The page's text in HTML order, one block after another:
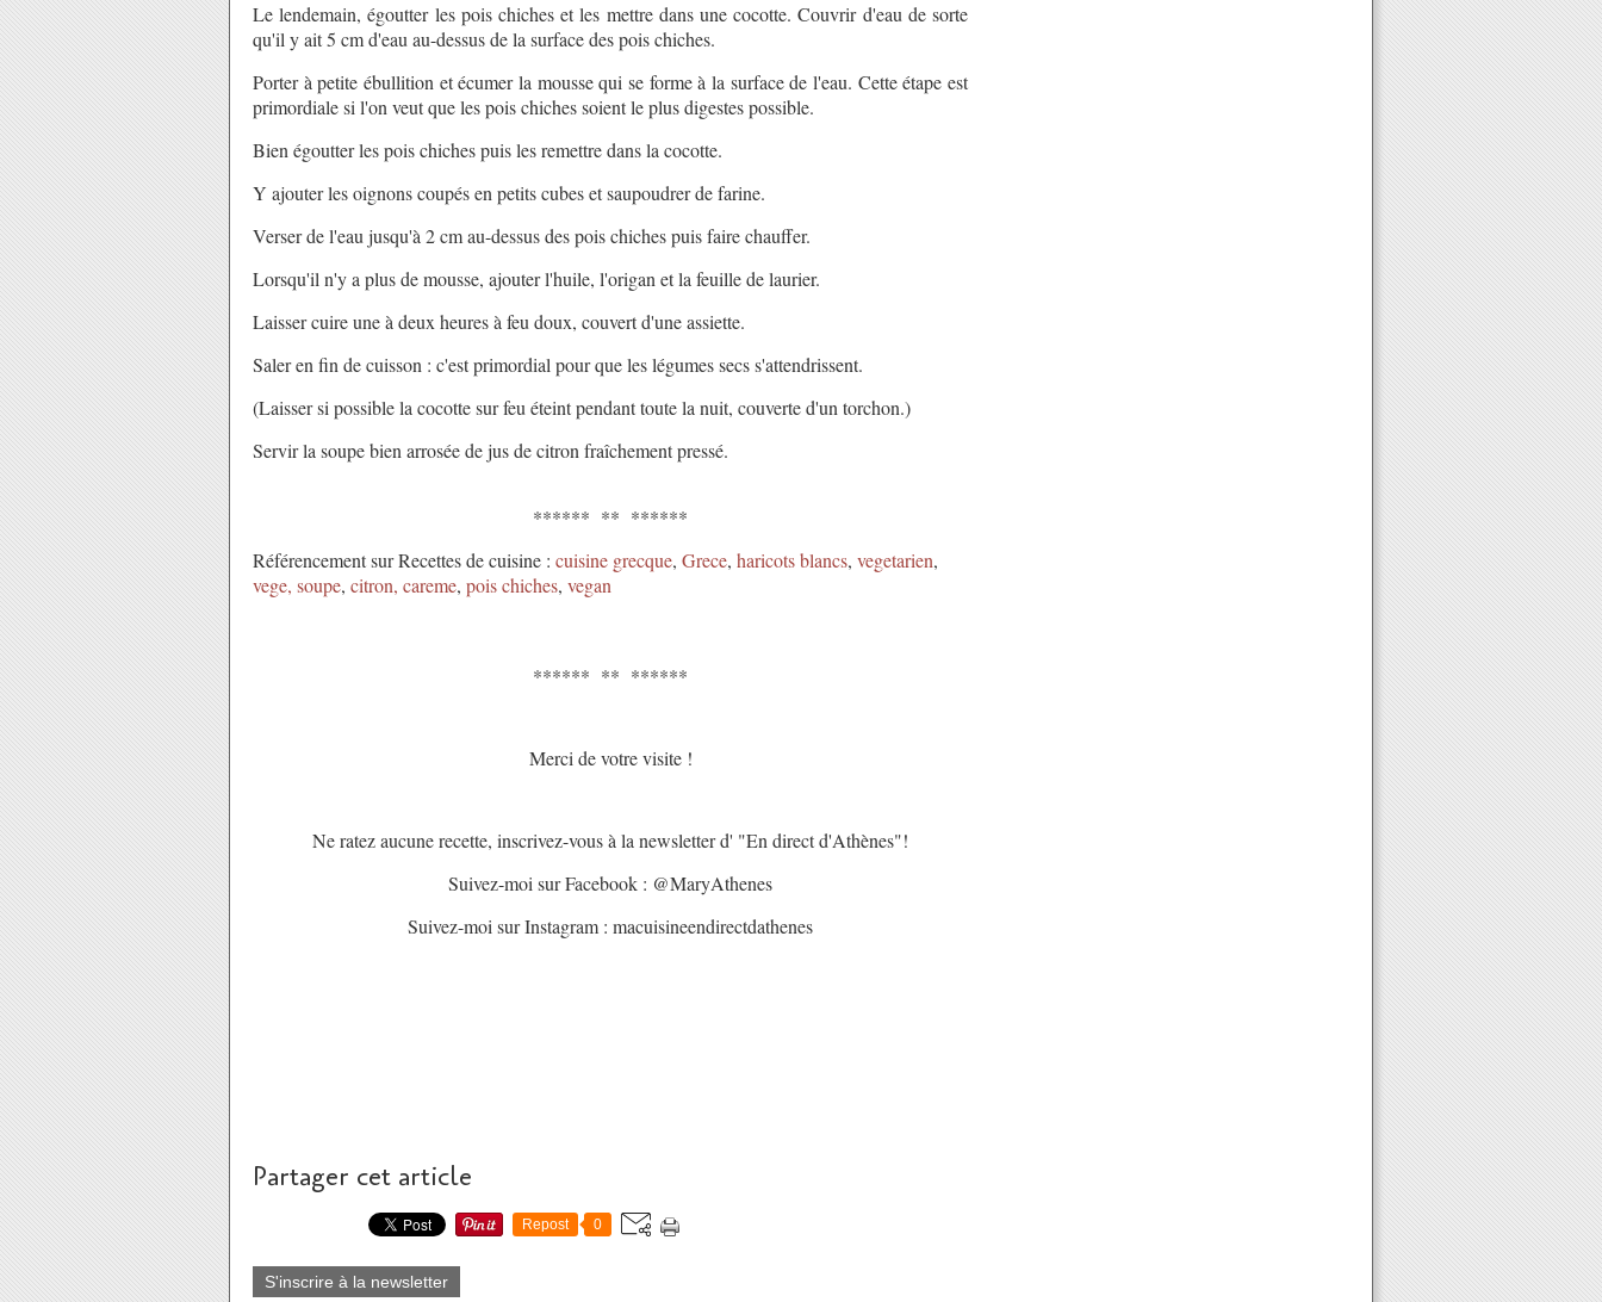
Le lendemain, égoutter les pois chiches et les mettre dans une cocotte. Couvrir d'eau de sorte
qu'il y ait 5 cm d'eau au-dessus de la surface des pois chiches.
Porter à petite ébullition et écumer la mousse qui se forme à la surface de l'eau. Cette étape est
primordiale si l'on veut que les pois chiches soient le plus digestes possible.
Bien égoutter les pois chiches puis les remettre dans la cocotte.
Y ajouter les oignons coupés en petits cubes et saupoudrer de farine.
Verser de l'eau jusqu'à 2 cm au-dessus des pois chiches puis faire chauffer.
Lorsqu'il n'y a plus de mousse, ajouter l'huile, l'origan et la feuille de laurier.
Laisser cuire une à deux heures à feu doux, couvert d'une assiette.
Saler en fin de cuisson : c'est primordial pour que les légumes secs s'attendrissent.
(Laisser si possible la cocotte sur feu éteint pendant toute la nuit, couverte d'un torchon.)
Servir la soupe bien arrosée de jus de citron fraîchement pressé.
****** ** ******
Référencement sur Recettes de cuisine : cuisine grecque, Grece, haricots blancs, vegetarien,
vege, soupe, citron, careme, pois chiches, vegan
****** ** ******
Merci de votre visite !
Ne ratez aucune recette, inscrivez-vous à la newsletter d' "En direct d'Athènes"!
Suivez-moi sur Facebook : @MaryAthenes
Suivez-moi sur Instagram : macuisineendirectdathenes
Partager cet article
Repost 0
S'inscrire à la newsletter